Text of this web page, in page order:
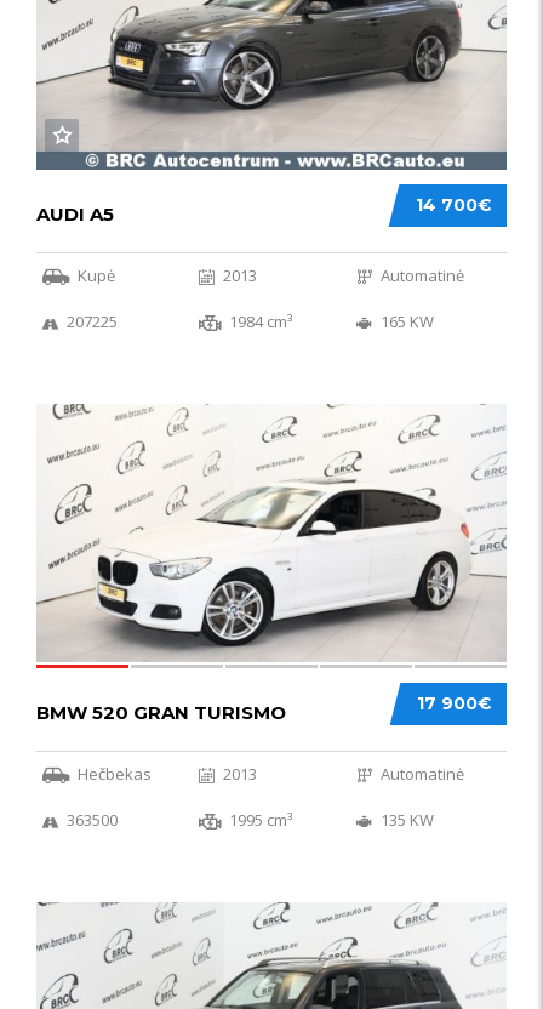
14 700€
AUDI A5
Kupė 2013 Automatinė
207225 1984 cm³ 165 KW
17 900€
BMW 520 GRAN TURISMO
Hečbekas 2013 Automatinė
363500 1995 cm³ 135 KW
IŠSKIRTINIS